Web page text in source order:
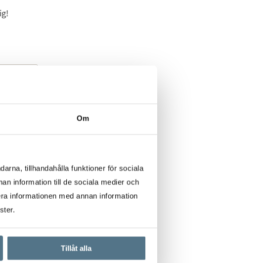
Om
tillhandahålla funktioner för sociala
information till de sociala medier och
informationen med annan information
Tillåt alla